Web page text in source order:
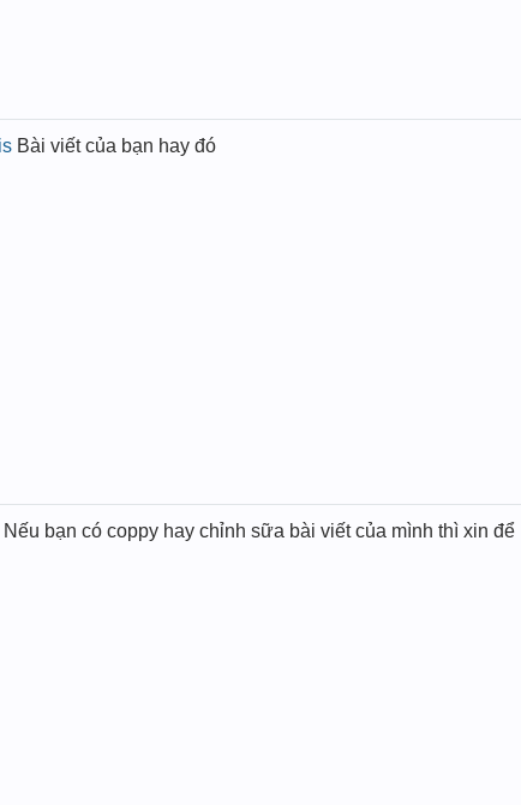
Bài viết của bạn hay đó
bạn có coppy hay chỉnh sữa bài viết của mình thì xin